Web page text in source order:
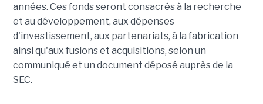
années. Ces fonds seront consacrés à la recherche
et au développement, aux dépenses
d'investissement, aux partenariats, à la fabrication
ainsi qu'aux fusions et acquisitions, selon un
communiqué et un document déposé auprès de la
SEC.